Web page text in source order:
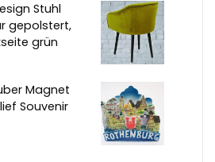
Stuhl
gepolstert,
grün
Magnet
Souvenir